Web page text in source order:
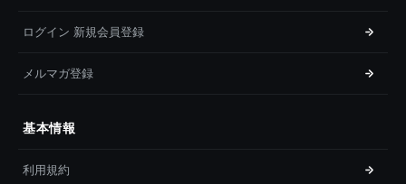
ログイン 新規会員登録
メルマガ登録
基本情報
利用規約